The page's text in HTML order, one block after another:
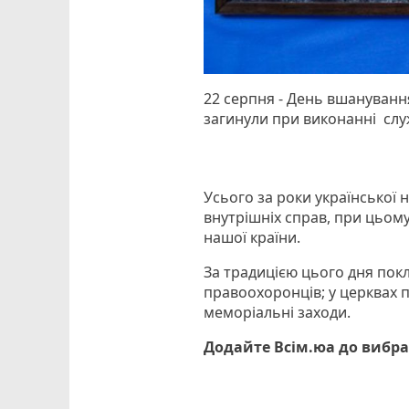
22 серпня - День вшанування
загинули при виконанні
Усього за роки української
внутрішніх справ, при
нашої країни.
За традицією цього дня
правоохоронців; у церквах
меморіальні заходи.
Додайте Всім.юа до